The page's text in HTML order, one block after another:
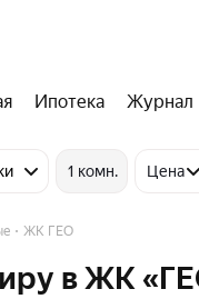
Ипотека Журнал
1 комн. Цена
ЖК ГЕО
в ЖК